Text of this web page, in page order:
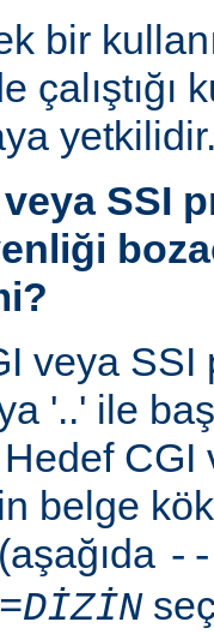
bir
çalıştığı
SSI
veya SSI
'..' ile
CGI
belge
DİZİN